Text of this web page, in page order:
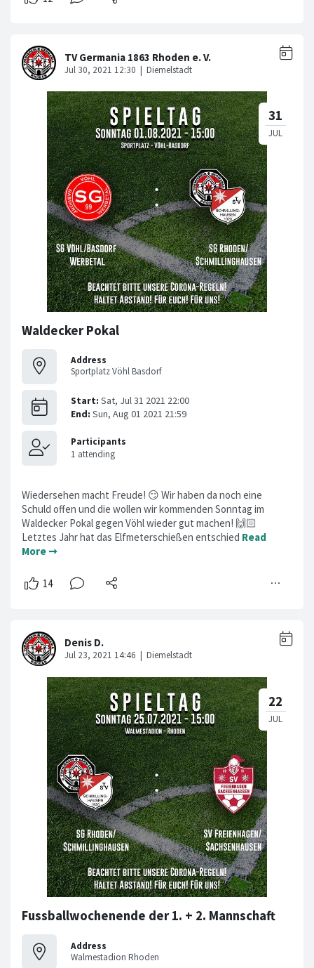
Waldecker Pokal
Address
Sportplatz Vöhl Basdorf
Wiedersehen macht Freude! 😏 Wir haben da noch eine
Schuld offen und die wollen wir kommenden Sonntag im
Waldecker Pokal gegen Vöhl wieder gut machen! 🙌🏻
Letztes Jahr hat das Elfmeterschießen entschied Read
More ➞
Fussballwochenende der 1. + 2. Mannschaft
Address
Walmestadion Rhoden